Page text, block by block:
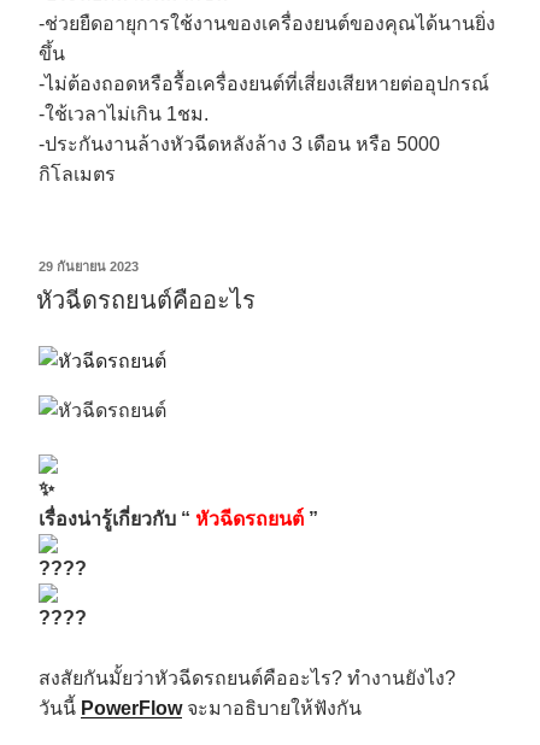
-ช่วยยืดอายุการใช้งานของเครื่องยนต์ของคุณได้นานยิ่ง
ขึ้น
-ไม่ต้องถอดหรือรื้อเครื่องยนต์ที่เสี่ยงเสียหายต่ออุปกรณ์
-ใช้เวลาไม่เกิน 1ชม.
-ประกันงานล้างหัวฉีดหลังล้าง 3 เดือน หรือ 5000
กิโลเมตร
29 กันยายน 2023
หัวฉีดรถยนต์คืออะไร
เรื่องน่ารู้เกี่ยวกับ “ หัวฉีดรถยนต์ ”
สงสัยกันมั้ยว่าหัวฉีดรถยนต์คืออะไร? ทำงานยังไง?
วันนี้ PowerFlowจะมาอธิบายให้ฟังกัน